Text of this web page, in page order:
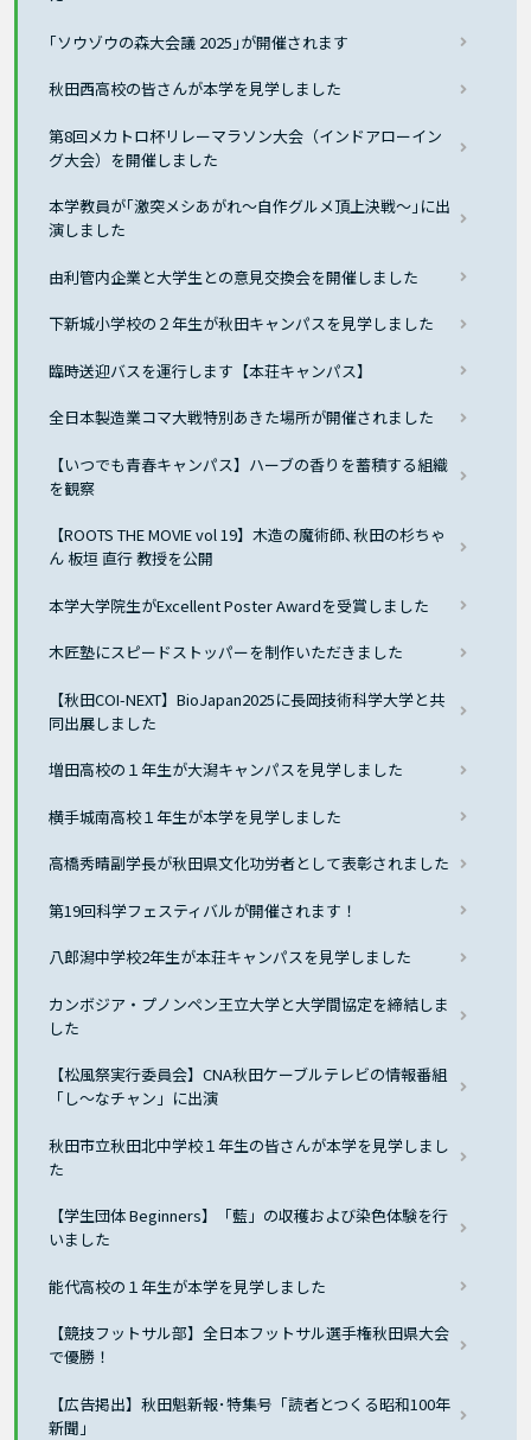
｢ソウゾウの森大会議 2025｣が開催されます
秋田西高校の皆さんが本学を見学しました
第8回メカトロ杯リレーマラソン大会（インドアローイン
グ大会）を開催しました
本学教員が｢激突メシあがれ〜自作グルメ頂上決戦〜｣に出
演しました
由利管内企業と大学生との意見交換会を開催しました
下新城小学校の２年生が秋田キャンパスを見学しました
臨時送迎バスを運行します【本荘キャンパス】
全日本製造業コマ大戦特別あきた場所が開催されました
【いつでも青春キャンパス】ハーブの香りを蓄積する組織
を観察
【ROOTS THE MOVIE vol 19】木造の魔術師､秋田の杉ちゃ
ん 板垣 直行 教授を公開
本学大学院生がExcellent Poster Awardを受賞しました
木匠塾にスピードストッパーを制作いただきました
【秋田COI-NEXT】BioJapan2025に長岡技術科学大学と共
同出展しました
増田高校の１年生が大潟キャンパスを見学しました
横手城南高校１年生が本学を見学しました
高橋秀晴副学長が秋田県文化功労者として表彰されました
第19回科学フェスティバルが開催されます！
八郎潟中学校2年生が本荘キャンパスを見学しました
カンボジア・プノンペン王立大学と大学間協定を締結しま
した
【松風祭実行委員会】CNA秋田ケーブルテレビの情報番組
「し～なチャン」に出演
秋田市立秋田北中学校１年生の皆さんが本学を見学しまし
た
【学生団体 Beginners】「藍」の収穫および染色体験を行
いました
能代高校の１年生が本学を見学しました
【競技フットサル部】全日本フットサル選手権秋田県大会
で優勝！
【広告掲出】秋田魁新報･特集号「読者とつくる昭和100年
新聞」